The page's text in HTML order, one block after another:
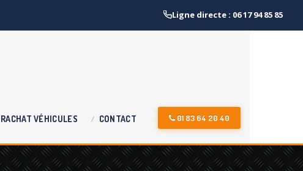
Ligne directe : 06 17 94 85 85
RACHAT VÉHICULES CONTACT 01 83 64 20 40